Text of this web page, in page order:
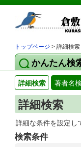
トップページ > 詳細検索
かんたん検
詳細検索 著者名
詳細検索
詳細な条件を設定し
検索条件